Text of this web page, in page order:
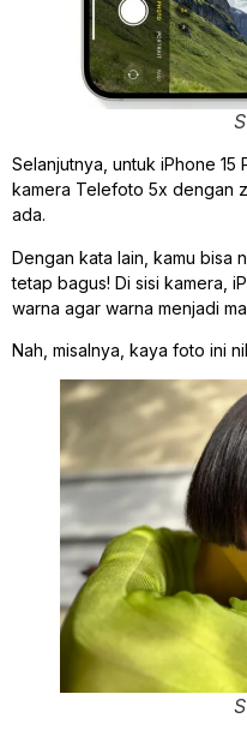
Selanjutnya, untuk iPhone
kamera Telefoto 5x dengan
ada.
Dengan kata lain, kamu bisa
tetap bagus! Di sisi kamera,
warna agar warna menjadi
Nah, misalnya, kaya foto ini